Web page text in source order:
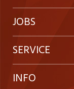
JOBS
Jobabo abonnieren
Neue Stellen
SERVICE
Kundenlogin
INFO